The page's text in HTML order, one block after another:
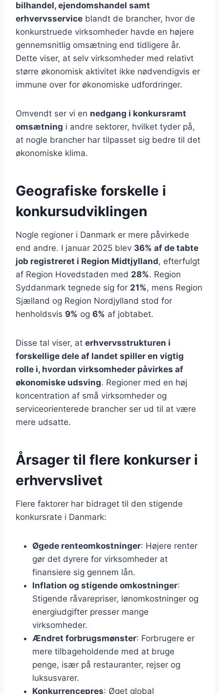
bilhandel, ejendomshandel samt
erhvervsservice blandt de brancher, hvor de
konkurstruede virksomheder havde en højere
gennemsnitlig omsætning end tidligere år.
Dette viser, at selv virksomheder med relativt
større økonomisk aktivitet ikke nødvendigvis er
immune over for økonomiske udfordringer.
Omvendt ser vi en nedgang i konkursramt
omsætning i andre sektorer, hvilket tyder på,
at nogle brancher har tilpasset sig bedre til det
økonomiske klima.
Geografiske forskelle i
konkursudviklingen
Nogle regioner i Danmark er mere påvirkede
end andre. I januar 2025 blev 36% af de tabte
job registreret i Region Midtjylland, efterfulgt
af Region Hovedstaden med 28%. Region
Syddanmark tegnede sig for 21%, mens Region
Sjælland og Region Nordjylland stod for
henholdsvis 9% og 6% af jobtabet.
Disse tal viser, at erhvervsstrukturen i
forskellige dele af landet spiller en vigtig
rolle i, hvordan virksomheder påvirkes af
økonomiske udsving. Regioner med en høj
koncentration af små virksomheder og
serviceorienterede brancher ser ud til at være
mere udsatte.
Årsager til flere konkurser i
erhvervslivet
Flere faktorer har bidraget til den stigende
konkursrate i Danmark:
Øgede renteomkostninger: Højere renter
gør det dyrere for virksomheder at
finansiere sig gennem lån.
Inflation og stigende omkostninger:
Stigende råvarepriser, lønomkostninger og
energiudgifter presser mange
virksomheder.
Ændret forbrugsmønster: Forbrugere er
mere tilbageholdende med at bruge
penge, især på restauranter, rejser og
luksusvarer.
Konkurrencepres: Øget global